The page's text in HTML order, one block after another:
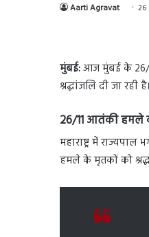
Aarti Agravat 26
मुंबई:आज मुंबई के 26/
श्रद्धांजलि दी जा रही है।
26/11 आतंकी हमले
महाराष्ट्र में
हमले के मृतकों को